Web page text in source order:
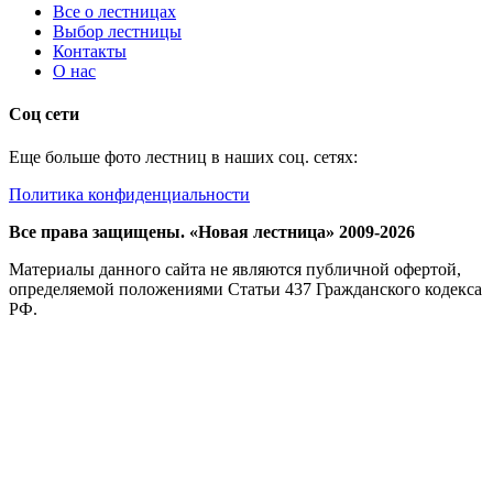
Все о лестницах
Выбор лестницы
Контакты
О нас
Соц сети
Еще больше фото лестниц в наших соц. сетях:
Политика конфиденциальности
Все права защищены. «Новая лестница» 2009-2026
Материалы данного сайта не являются публичной офертой,
определяемой положениями Статьи 437 Гражданского кодекса
РФ.